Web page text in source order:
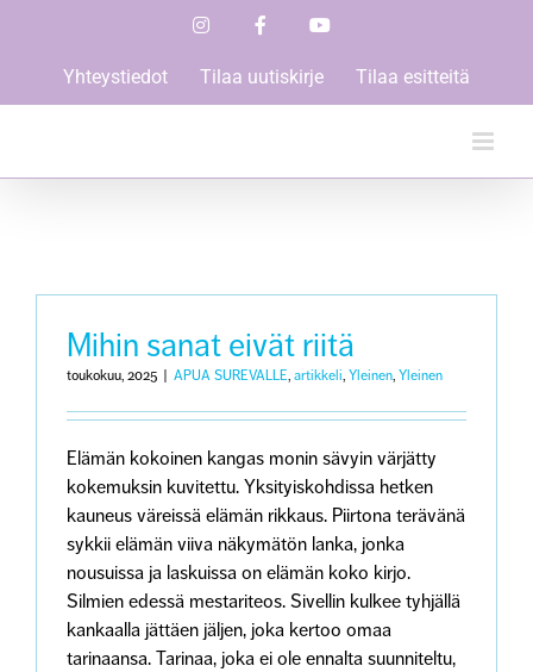
InstagramFacebook
Yhteystiedot Tilaa uutiskirje Tilaa esitteitä
Mihin sanat eivät riitä
toukokuu, 2025 APUA SUREVALLE, artikkeli, Yleinen, Yleinen
Elämän kokoinen kangas monin sävyin värjätty
kokemuksin kuvitettu. Yksityiskohdissa hetken
kauneus väreissä elämän rikkaus. Piirtona terävänä
sykkii elämän viiva näkymätön lanka, jonka
nousuissa ja laskuissa on elämän koko kirjo.
Silmien edessä mestariteos. Sivellin kulkee tyhjällä
kankaalla jättäen jäljen, joka kertoo omaa
tarinaansa. Tarinaa, joka ei ole ennalta suunniteltu,